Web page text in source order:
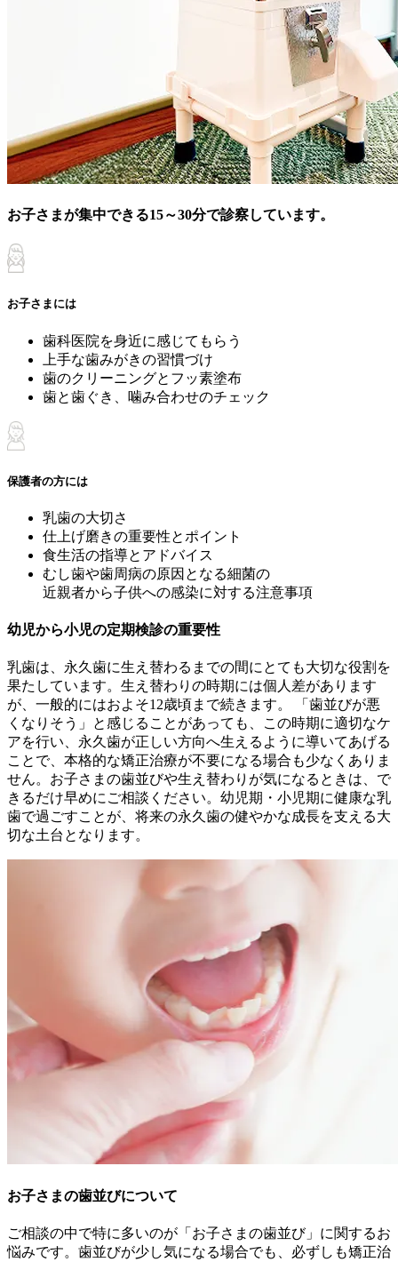
お子さまが集中できる15～30分で診察しています。
お子さまには
歯科医院を身近に感じてもらう
上手な歯みがきの習慣づけ
歯のクリーニングとフッ素塗布
歯と歯ぐき、噛み合わせのチェック
保護者の方には
乳歯の大切さ
仕上げ磨きの重要性とポイント
食生活の指導とアドバイス
むし歯や歯周病の原因となる細菌の
近親者から子供への感染に対する注意事項
幼児から小児の定期検診の重要性
乳歯は、永久歯に生え替わるまでの間にとても大切な役割を
果たしています。生え替わりの時期には個人差があります
が、一般的にはおよそ12歳頃まで続きます。 「歯並びが悪
くなりそう」と感じることがあっても、この時期に適切なケ
アを行い、永久歯が正しい方向へ生えるように導いてあげる
ことで、本格的な矯正治療が不要になる場合も少なくありま
せん。お子さまの歯並びや生え替わりが気になるときは、で
きるだけ早めにご相談ください。幼児期・小児期に健康な乳
歯で過ごすことが、将来の永久歯の健やかな成長を支える大
切な土台となります。
お子さまの歯並びについて
ご相談の中で特に多いのが「お子さまの歯並び」に関するお
悩みです。歯並びが少し気になる場合でも、必ずしも矯正治